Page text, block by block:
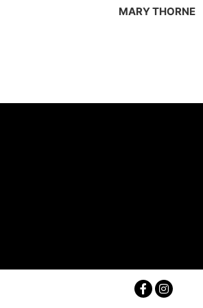
MARY THORNE